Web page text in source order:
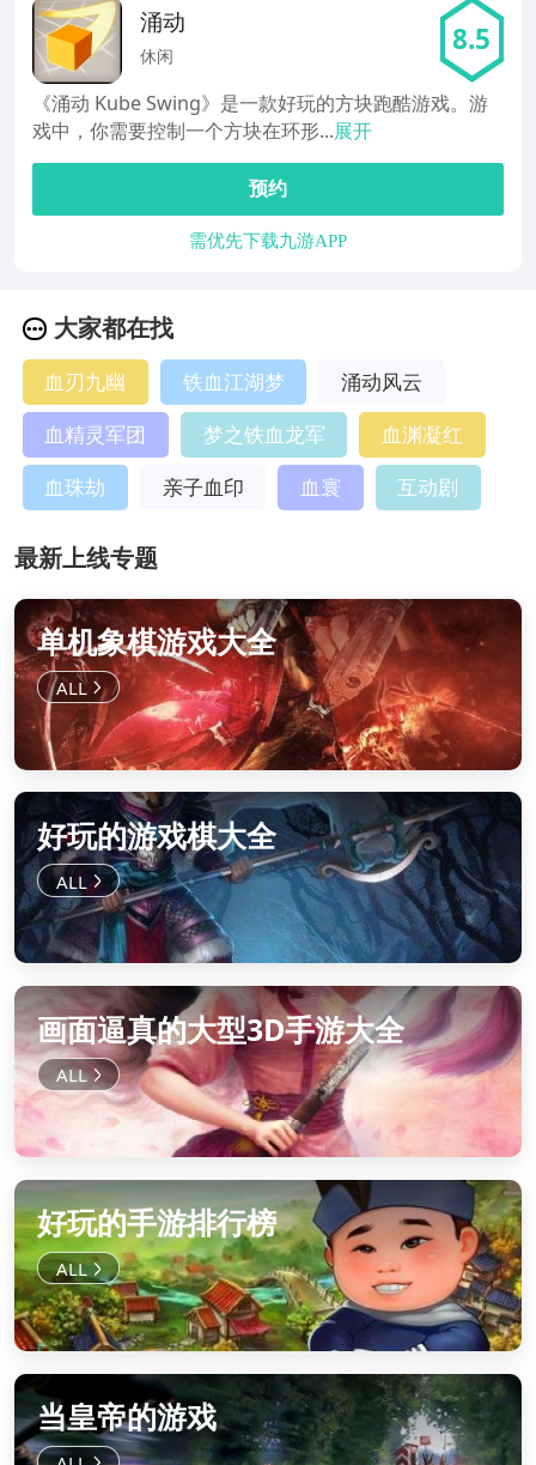
涌动
休闲 8.5
《涌动 Kube Swing》是一款好玩的方块跑酷游戏。游
戏中，你需要控制一个方块在环形...展开
预约
需优先下载九游APP
大家都在找
血刃九幽 铁血江湖梦
涌动风云
血精灵军团
梦之铁血龙军
血渊凝红
血珠劫
亲子血印 血寰 互动剧
最新上线专题
单机象棋游戏大全
好玩的游戏棋大全
画面逼真的大型3D手游大全
好玩的手游排行榜
当皇帝的游戏